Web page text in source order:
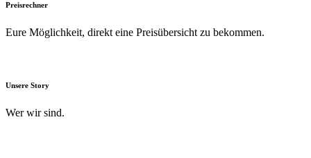
Preisrechner
Eure Möglichkeit, direkt eine Preisübersicht zu bekommen.
Unsere Story
Wer wir sind.